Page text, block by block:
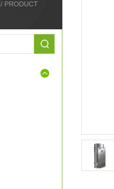
/ PRODUCT